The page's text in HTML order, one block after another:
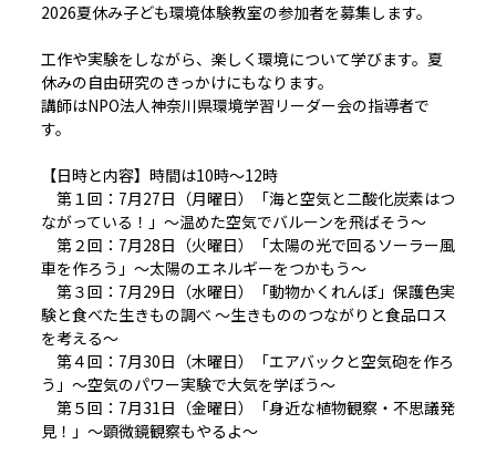
2026夏休み子ども環境体験教室の参加者を募集します。
工作や実験をしながら、楽しく環境について学びます。夏
休みの自由研究のきっかけにもなります。
講師はNPO法人神奈川県環境学習リーダー会の指導者で
す。
【日時と内容】時間は10時～12時
第１回：7月27日（月曜日）「海と空気と二酸化炭素はつ
ながっている！」～温めた空気でバルーンを飛ばそう～
第２回：7月28日（火曜日）「太陽の光で回るソーラー風
車を作ろう」～太陽のエネルギーをつかもう～
第３回：7月29日（水曜日）「動物かくれんぼ」保護色実
験と食べた生きもの調べ ～生きもののつながりと食品ロス
を考える～
第４回：7月30日（木曜日）「エアバックと空気砲を作ろ
う」～空気のパワー実験で大気を学ぼう～
第５回：7月31日（金曜日）「身近な植物観察・不思議発
見！」～顕微鏡観察もやるよ～